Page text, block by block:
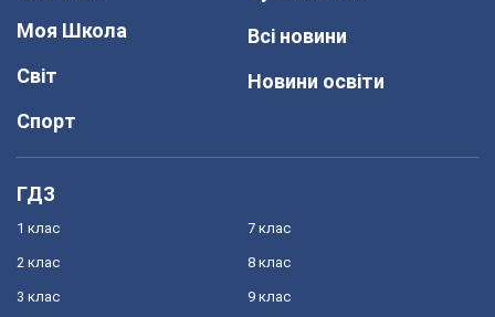
Моя Школа
Світ
Спорт
Всі новини
Новини освіти
ГДЗ
1 клас
2 клас
3 клас
7 клас
8 клас
9 клас